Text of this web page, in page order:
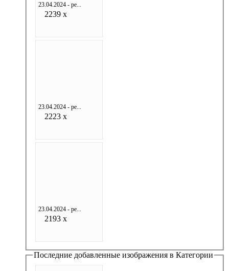
23.04.2024 - ре...
2239 x
23.04.2024 - ре...
2223 x
23.04.2024 - ре...
2193 x
Последние добавленные изображения в Категории